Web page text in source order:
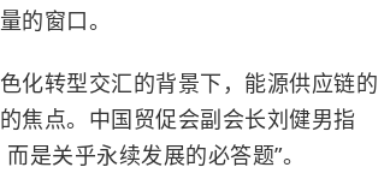
的窗口。
化转型交汇的背景下，能源供应链的
焦点。中国贸促会副会长刘健男指
是关乎永续发展的必答题”。